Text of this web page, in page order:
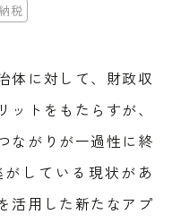
税
体に対して、財政収
トをもたらすが、
ながりが一過性に終
している現状があ
活用した新たなアプ